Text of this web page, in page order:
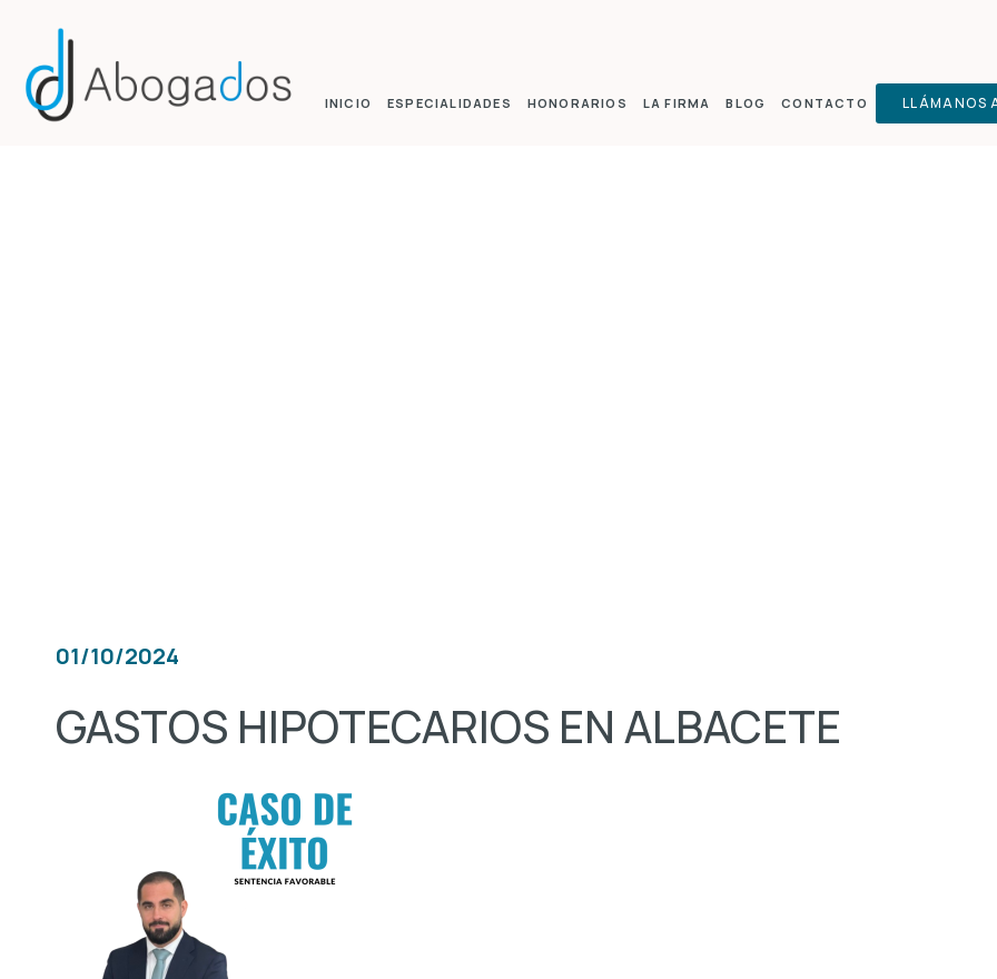
INICIO ESPECIALIDADES HONORARIOS LA FIRMA BLOG CONTACTO LLÁMANOS
01/10/2024
GASTOS HIPOTECARIOS EN ALBACETE